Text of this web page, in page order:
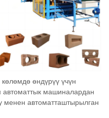
өндүрүү үчүн
машиналардан
менен автоматташтырылган